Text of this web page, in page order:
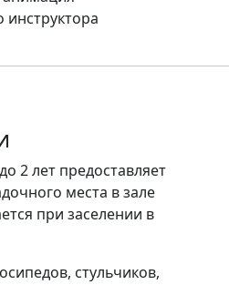
инструктора
2 лет предоставляет
места в зале
при заселении в
стульчиков,